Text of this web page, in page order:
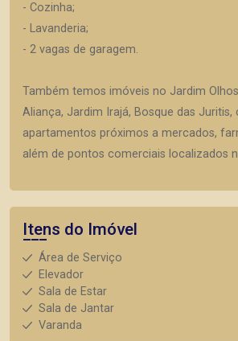
- Cozinha;
- Lavanderia;
- 2 vagas de garagem.
Também temos imóveis no Jardim
Aliança, Jardim Irajá, Bosque das Juritis,
apartamentos próximos a mercados,
além de pontos comerciais localizados
Itens do Imóvel
Área de Serviço
Elevador
Sala de Estar
Sala de Jantar
Varanda